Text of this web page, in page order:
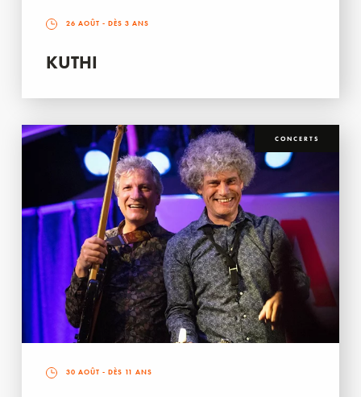
26 AOÛT - DÈS 3 ANS
KUTHI
CONCERTS
30 AOÛT - DÈS 11 ANS